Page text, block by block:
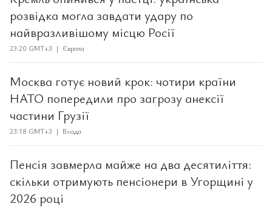
розвідка могла завдати удару по
найвразливішому місцю Росії
23:20 GMT+3 | Європа
Москва готує новий крок: чотири країни
НАТО попередили про загрозу анексії
частини Грузії
23:18 GMT+3 | Влада
Пенсія завмерла майже на два десятиліття:
скільки отримують пенсіонери в Угорщині у
2026 році